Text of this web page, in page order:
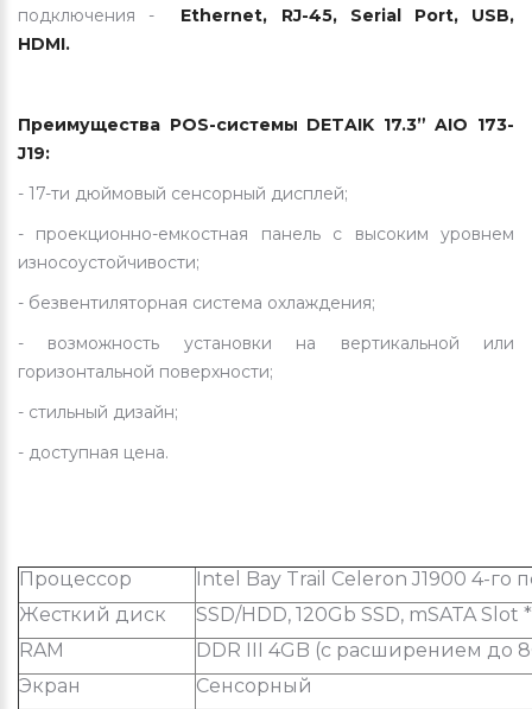
подключения - Ethernet, RJ-45, Serial Port, USB,
HDMI.
Преимущества POS-системы DETAIK 17.3” AIO 173-
J19:
- 17-ти дюймовый сенсорный дисплей;
- проекционно-емкостная панель с высоким уровнем
износоустойчивости;
- безвентиляторная система охлаждения;
- возможность установки на вертикальной или
горизонтальной поверхности;
- стильный дизайн;
- доступная цена.
Процессор
Intel Bay Trail Celeron J1900 4-го
Жесткий диск
SSD/HDD, 120Gb SSD, mSATA Slot
RAM
DDR III 4GB (с расширением до
Экран
Сенсорный